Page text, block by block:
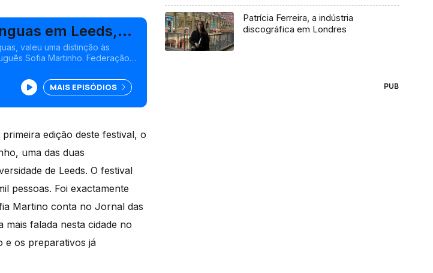
em Leeds,
valeu uma distinção às
Sofia Martinho. Federação
MAIS EPISÓDIOS
edição deste festival, o
uma das duas
de Leeds. O festival
pessoas. Foi exactamente
Martino conta no Jornal das
mais falada nesta cidade no
e os preparativos já
Patrícia Ferreira, a indústria
discográfica em Londres
PUB